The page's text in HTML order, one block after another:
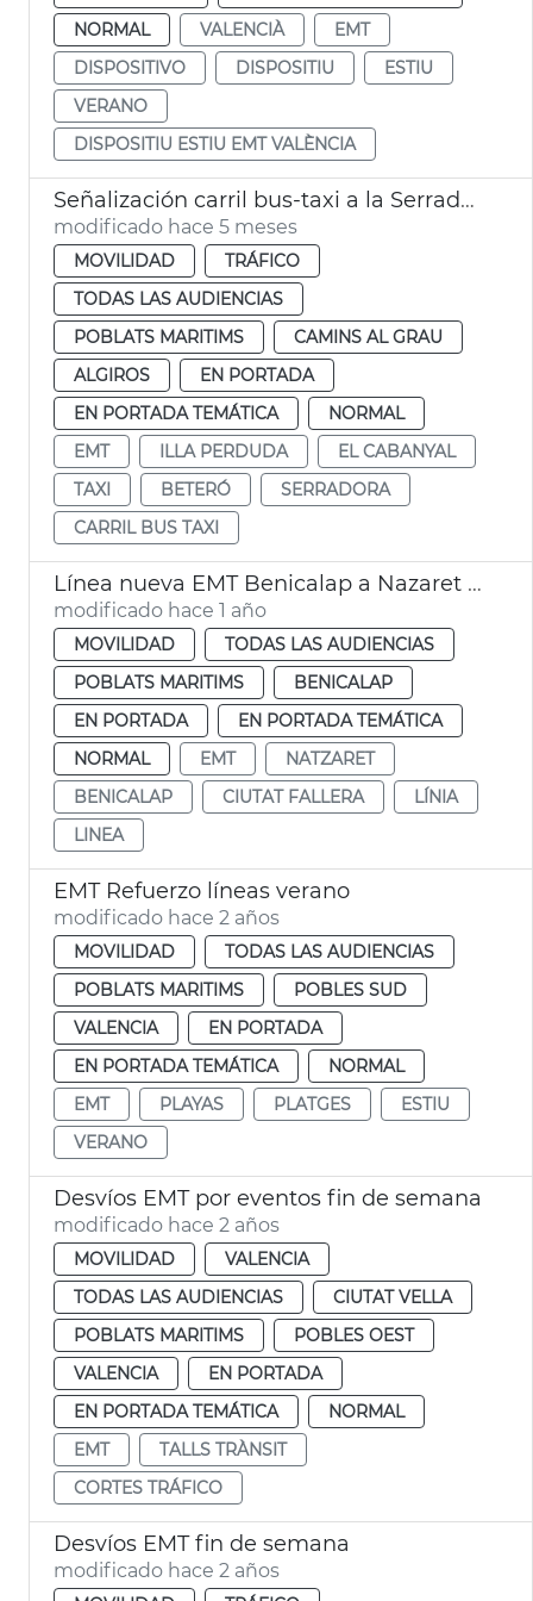
NORMAL
VALENCIÀ
EMT
DISPOSITIVO
DISPOSITIU
ESTIU
VERANO
DISPOSITIU ESTIU EMT VALÈNCIA
Señalización carril bus-taxi a la Serradora València
modificado hace 5 meses
MOVILIDAD
TRÁFICO
TODAS LAS AUDIENCIAS
POBLATS MARITIMS
CAMINS AL GRAU
ALGIROS
EN PORTADA
EN PORTADA TEMÁTICA
NORMAL
EMT
ILLA PERDUDA
EL CABANYAL
TAXI
BETERÓ
SERRADORA
CARRIL BUS TAXI
Línea nueva EMT Benicalap a Nazaret València
modificado hace 1 año
MOVILIDAD
TODAS LAS AUDIENCIAS
POBLATS MARITIMS
BENICALAP
EN PORTADA
EN PORTADA TEMÁTICA
NORMAL
EMT
NATZARET
BENICALAP
CIUTAT FALLERA
LÍNIA
LINEA
EMT Refuerzo líneas verano
modificado hace 2 años
MOVILIDAD
TODAS LAS AUDIENCIAS
POBLATS MARITIMS
POBLES SUD
VALENCIA
EN PORTADA
EN PORTADA TEMÁTICA
NORMAL
EMT
PLAYAS PLATGES
ESTIU
VERANO
Desvíos EMT por eventos fin de semana
modificado hace 2 años
MOVILIDAD
VALENCIA
TODAS LAS AUDIENCIAS
CIUTAT VELLA
POBLATS MARITIMS
POBLES OEST
VALENCIA
EN PORTADA
EN PORTADA TEMÁTICA
NORMAL
EMT
TALLS TRÀNSIT
CORTES TRÁFICO
Desvíos EMT fin de semana
modificado hace 2 años